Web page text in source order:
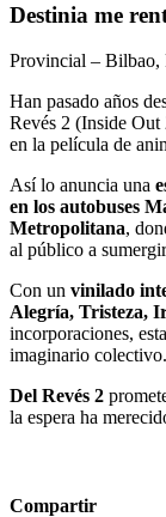
Destinia me
Provincial – Bilbao,
Han pasado años
Revés 2 (Inside Out
en la película de
Así lo anuncia una
en los autobuses
Metropolitana,
al público a
Con un vinilado
Alegría, Tristeza,
incorporaciones,
imaginario colectivo.
Del Revés 2
la espera ha
Compartir